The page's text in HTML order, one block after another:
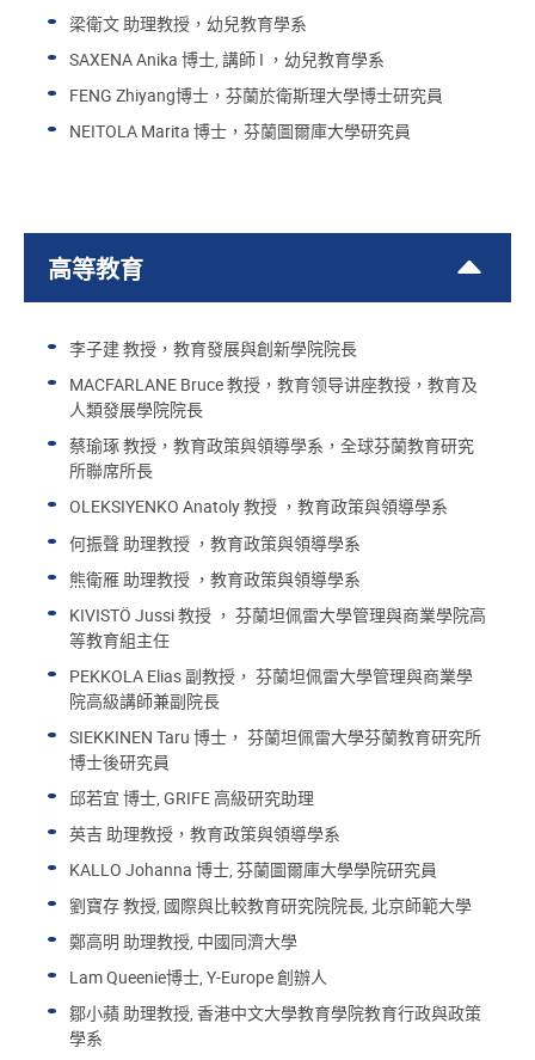
梁衛文 助理教授，幼兒教育學系
SAXENA Anika 博士, 講師 I ，幼兒教育學系
FENG Zhiyang博士，芬蘭於衛斯理大學博士研究員
NEITOLA Marita 博士，芬蘭圖爾庫大學研究員
高等教育
李子建 教授，教育發展與創新學院院長
MACFARLANE Bruce 教授，教育领导讲座教授，教育及
人類發展學院院長
蔡瑜琢 教授，教育政策與領導學系，全球芬蘭教育研究
所聯席所長
OLEKSIYENKO Anatoly 教授 ，教育政策與領導學系
何振聲 助理教授 ，教育政策與領導學系
熊衛雁 助理教授 ，教育政策與領導學系
KIVISTÖ Jussi 教授 ， 芬蘭坦佩雷大學管理與商業學院高
等教育組主任
PEKKOLA Elias 副教授， 芬蘭坦佩雷大學管理與商業學
院高級講師兼副院長
SIEKKINEN Taru 博士， 芬蘭坦佩雷大學芬蘭教育研究所
博士後研究員
邱若宜 博士, GRIFE 高級研究助理
英吉 助理教授，教育政策與領導學系
KALLO Johanna 博士, 芬蘭圖爾庫大學學院研究員
劉寶存 教授, 國際與比較教育研究院院長, 北京師範大學
鄭高明 助理教授, 中國同濟大學
Lam Queenie博士, Y-Europe 創辦人
鄒小蘋 助理教授, 香港中文大學教育學院教育行政與政策
學系